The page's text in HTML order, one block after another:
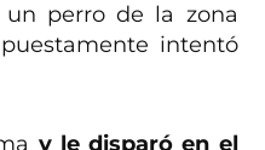
perro de la zona
intentó
y le disparó en el